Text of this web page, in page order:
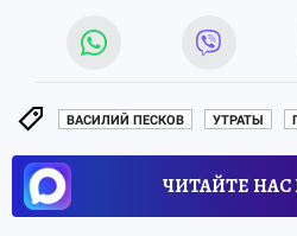
ВАСИЛИЙ ПЕСКОВ УТРАТЫ
ЧИТАЙТЕ НАС